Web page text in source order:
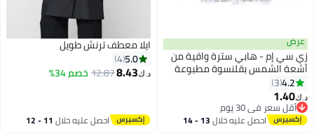
4
عرض
زي سي إم - هابي سترة واقية من
أشعة الشمس بقلنسوة مطبوعة
للأطفال / الأطفال ، حماية خفيفة
الوزن للأشعة فوق البنفسجية
مسامية
4.2
3
د.ك‏1.40
أقل سعر في 30 يوم
أقل سعر في 30 يوماحصل عليه خلال 13 - 14
ايلا معطف ترنش طويل
5.0
4
د.ك‏8.43
12.87خصم 34%
احصل عليه خلال 11 - 12